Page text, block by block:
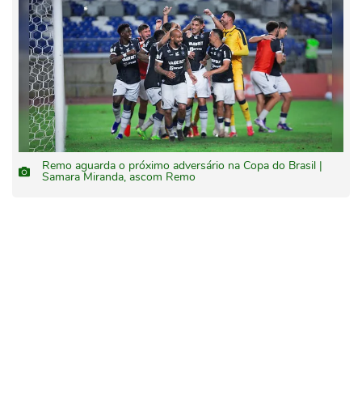
Remo aguarda o próximo adversário na Copa do Brasil |
Samara Miranda, ascom Remo